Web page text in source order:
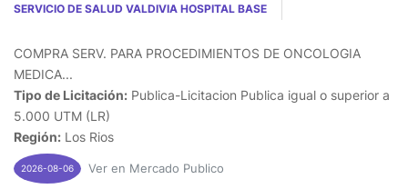
SERVICIO DE SALUD VALDIVIA HOSPITAL BASE
COMPRA SERV. PARA PROCEDIMIENTOS DE ONCOLOGIA
MEDICA...
Tipo de Licitación: Publica-Licitacion Publica igual o superior a
5.000 UTM (LR)
Región: Los Rios
2026-08-06 Ver en Mercado Publico